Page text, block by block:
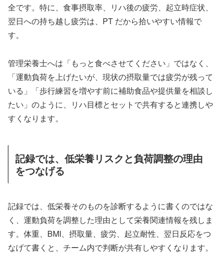
全です。特に、食事摂取率、リハ後の疲労、起立時症状、
翌日への持ち越し疲労は、PT だから拾いやすい情報で
す。
管理栄養士へは「もっと食べさせてください」ではなく、
「運動負荷を上げたいが、現状の摂取量では疲労が残って
いる」「歩行練習を増やす前に補助食品や提供量を相談し
たい」のように、リハ目標とセットで共有すると連携しや
すくなります。
記録では、低栄養リスクと負荷調整の理由
をつなげる
記録では、低栄養そのものを診断するように書くのではな
く、運動負荷を調整した理由として栄養関連情報を残しま
す。体重、BMI、摂取量、疲労、起立耐性、翌日反応をつ
なげて書くと、チーム内で判断が共有しやすくなります。